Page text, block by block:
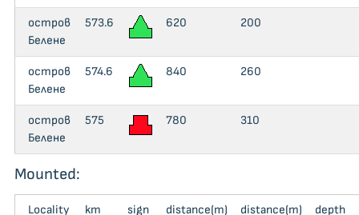
остров
Белене
573.6 620 200
остров
Белене
574.6 840 260
остров
Белене
575 780 310
Mounted:
Locality km sign
distance(m)
distance(m)
depth